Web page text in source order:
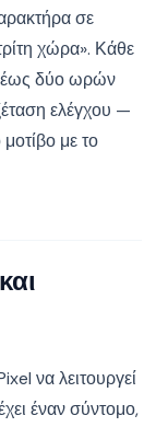
σε
χώρα». Κάθε
έως δύο ωρών
ελέγχου —
με το
να λειτουργεί
έναν σύντομο,